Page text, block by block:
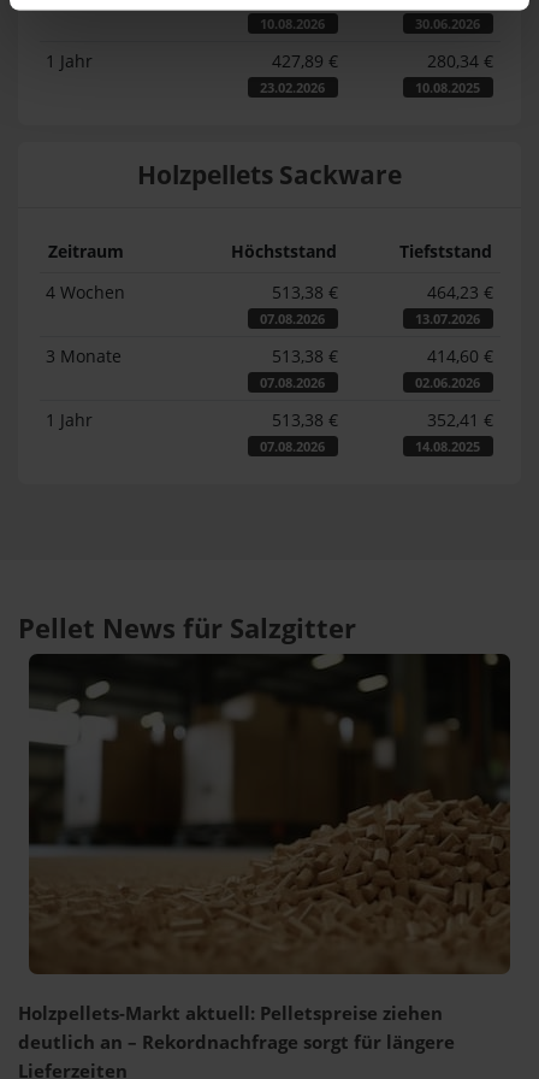
10.08.2026 30.06.2026
1 Jahr 427,89 €
23.02.2026
280,34 €
10.08.2025
Holzpellets Sackware
Zeitraum Höchststand
Tiefststand
4 Wochen
513,38 €
07.08.2026
464,23 €
13.07.2026
3 Monate 513,38 €
07.08.2026
414,60 €
02.06.2026
1 Jahr 513,38 €
07.08.2026
352,41 €
14.08.2025
Pellet News für Salzgitter
Holzpellets-Markt aktuell: Pelletspreise ziehen
deutlich an – Rekordnachfrage sorgt für längere
Lieferzeiten